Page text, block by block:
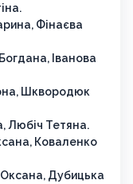
Фінаєва
Іванова
Шквородюк
Любіч Тетяна.
Коваленко
Дубицька